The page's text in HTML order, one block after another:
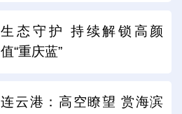
生态守护 持续解锁高颜
值“重庆蓝”
连云港：高空瞭望 赏海滨